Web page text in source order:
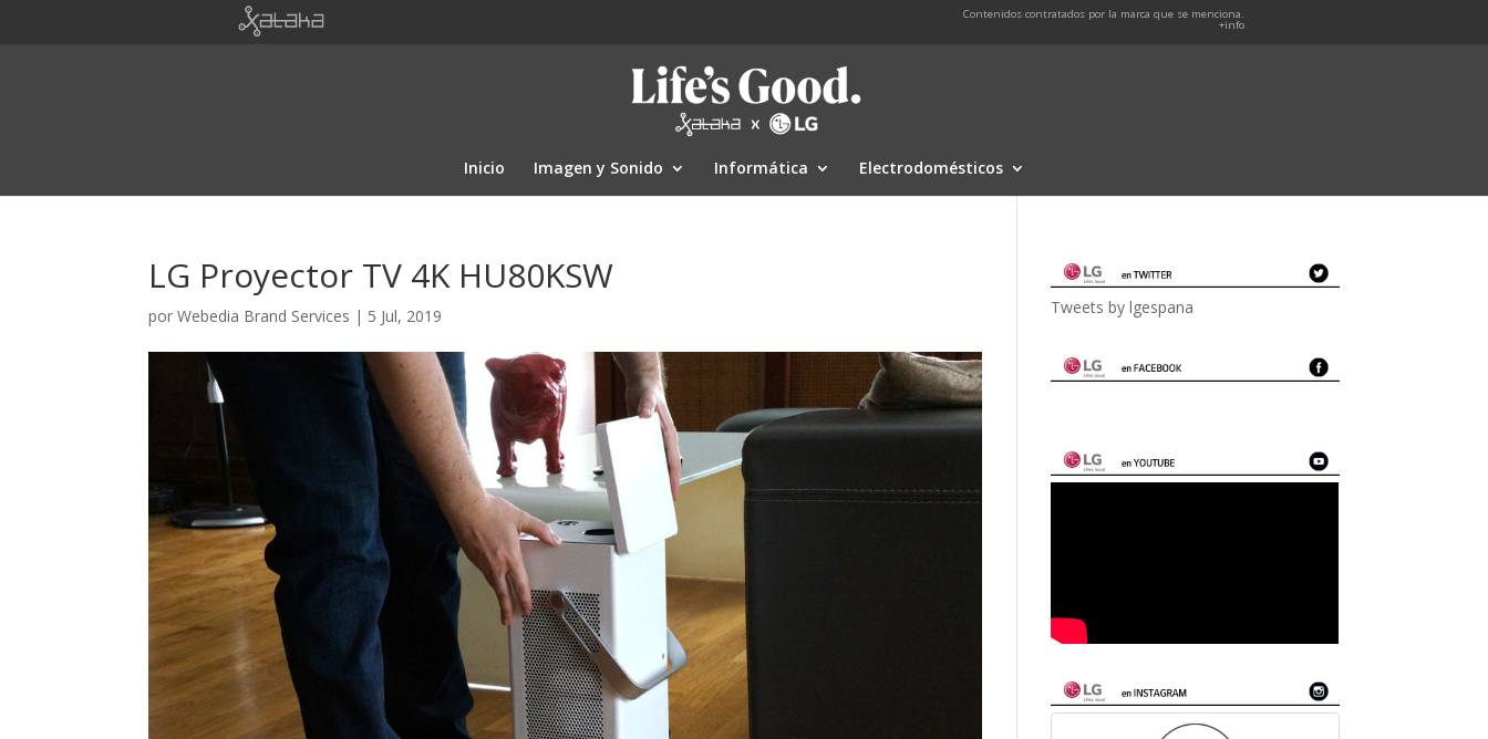
Contenidos contratados por la marca que se menciona.
+info
Inicio Imagen y Sonido Informática Electrodomésticos
LG Proyector TV 4K HU80KSW
porWebedia Brand Services | 5 Jul, 2019 Tweets by lgespana